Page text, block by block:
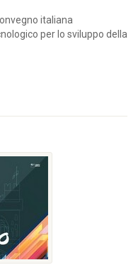
italiana
per lo sviluppo della